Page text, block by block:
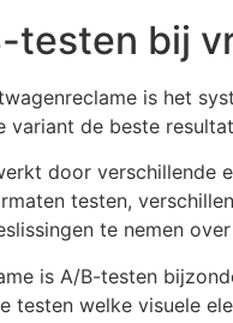
testen bij
is het
variant de beste
door verschillende
testen,
te nemen
is A/B-testen
testen welke visuele